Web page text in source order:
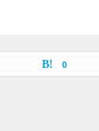
0